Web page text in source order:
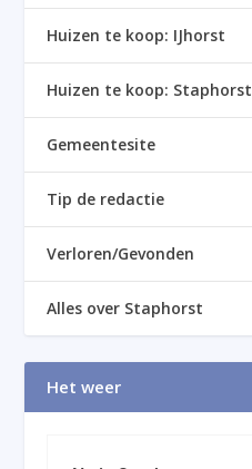
Huizen te koop: IJhorst
Huizen te koop: Staphorst
Gemeentesite
Tip de redactie
Verloren/Gevonden
Alles over Staphorst
Het weer